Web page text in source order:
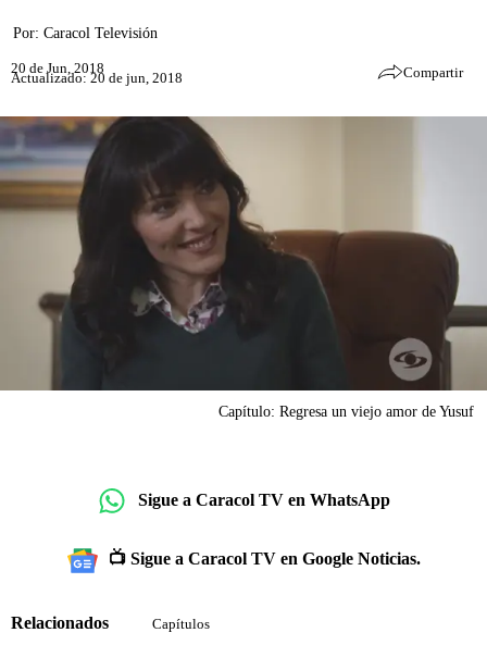
Por: Caracol Televisión
20 de Jun, 2018
Actualizado: 20 de jun, 2018 Compartir
Capítulo: Regresa un viejo amor de Yusuf
Sigue a Caracol TV en WhatsApp
📺 Sigue a Caracol TV en Google Noticias.
Relacionados Capítulos